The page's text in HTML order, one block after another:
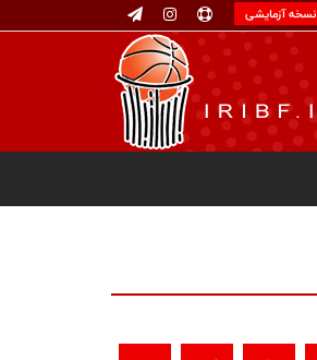
نسخه آزمایشی